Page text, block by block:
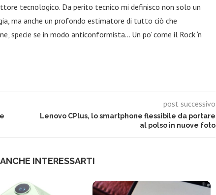
tecnologico. Da perito tecnico mi definisco non solo un
ma anche un profondo estimatore di tutto ciò che
specie se in modo anticonformista… Un po’ come il Rock ‘n
post successivo
Lenovo CPlus, lo smartphone flessibile da portare
al polso in nuove foto
INTERESSARTI